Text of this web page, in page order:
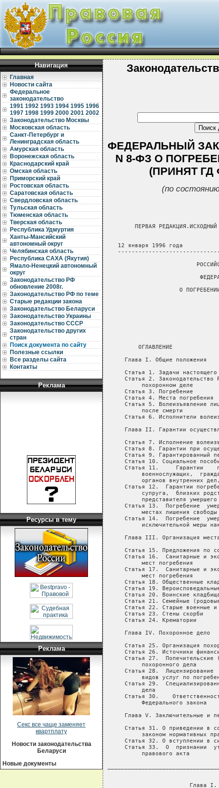
Навигация
Главная
Новости сайта
Федеральное
законодательство
1991 1992 1993 1994 1995 1996
1997 1998 1999 2000 2001 2002
Законодательство Москвы
Московская область
Санкт-Петербург и
Ленинградская область
Амурская область
Воронежская область
Краснодарский край
Омская область
Приморский край
Ростовская область
Саратовская область
Свердловская область
Тульская область
Тюменская область
Тверская область
Республика Удмуртия
Ханты-Мансийский
автономный округ
Челябинская область
Республика САХА (Якутия)
Ямало-Ненецкий автономный
округ
Законодательство РФ
обновление 2008г.
Законодательство РФ по теме
Старые редакции закона
Законодательство Беларуси
Законодательство Украины
Законодательство СССР
Законодательство других
стран
Поиск документа по сайту
Полезные ссылки
Все разделы сайта
Контакты
Реклама
Ресурсы в тему
Реклама
Секс все чаще заменяет
квартплату
Новости законодательства
Беларуси
Новые документы
ФЕДЕРАЛЬНЫЙ
N 8-ФЗ О
(ПРИНЯТ ГД
(по